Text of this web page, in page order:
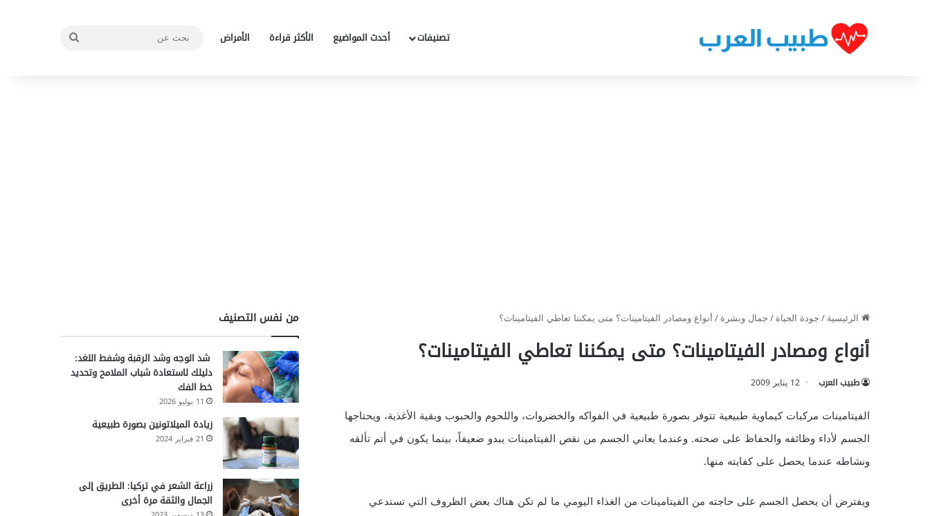
تصنيفات أحدث المواضيع الأكثر قراءة الأمراض
الرئيسية/جودة الحياة/جمال وبشرة/أنواع ومصادر الفيتامينات؟ متى يمكننا تعاطي الفيتامينات؟
أنواع ومصادر الفيتامينات؟ متى يمكننا تعاطي الفيتامينات؟
طبيب العرب 12 يناير 2009
الفيتامينات مركبات كيماوية طبيعية تتوفر بصورة طبيعية في الفواكه والخضروات، واللحوم والحبوب وبقية الأغذية، ويحتاجها
الجسم لأداء وظائفه والحفاظ على صحته. وعندما يعاني الجسم من نقص الفيتامينات يبدو ضعيفاً، بينما يكون في أتم تألقه
ونشاطه عندما يحصل على كفايته منها.
ويفترض أن يحصل الجسم على حاجته من الفيتامينات من الغذاء اليومي ما لم تكن هناك بعض الظروف التي تستدعي
من نفس التصنيف
شد الوجه وشد الرقبة وشفط اللغد:
دليلك لاستعادة شباب الملامح وتحديد
خط الفك
11 يوليو 2026
زيادة الميلاتونين بصورة طبيعية
21 فبراير 2024
زراعة الشعر في تركيا: الطريق إلى
الجمال والثقة مرة أخرى